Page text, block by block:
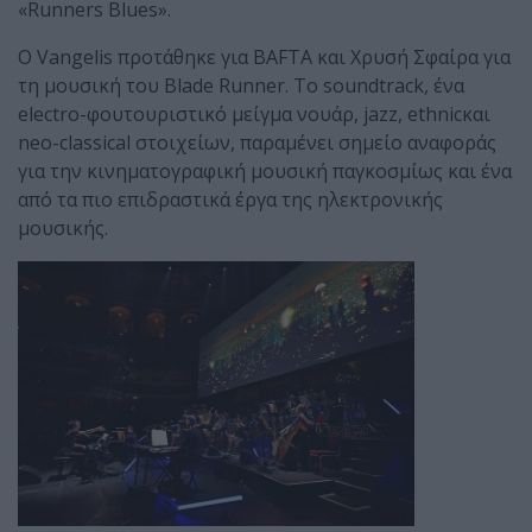
«Runners Blues».
Ο Vangelis προτάθηκε για BAFTA και Χρυσή Σφαίρα για
τη μουσική του Blade Runner. Το soundtrack, ένα
electro-φουτουριστικό μείγμα νουάρ, jazz, ethnicκαι
neo-classical στοιχείων, παραμένει σημείο αναφοράς
για την κινηματογραφική μουσική παγκοσμίως και ένα
από τα πιο επιδραστικά έργα της ηλεκτρονικής
μουσικής.